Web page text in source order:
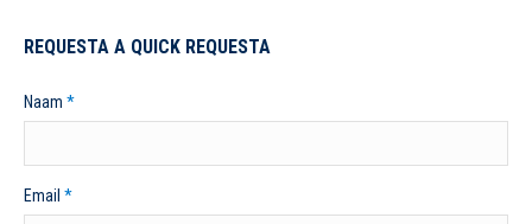
REQUESTA A QUICK REQUESTA
Naam*
Email*